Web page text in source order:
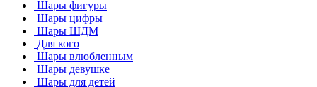
Шары фигуры
Шары цифры
Шары ШДМ
Для кого
Шары влюбленным
Шары девушке
Шары для детей